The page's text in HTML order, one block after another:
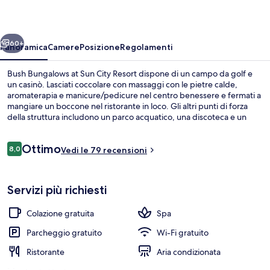
Resort
Avanti
60+
PanoramicaCamerePosizioneRegolamenti
Bush Bungalows at Sun City Resort dispone di un campo da golf e
un casinò. Lasciati coccolare con massaggi con le pietre calde,
aromaterapia e manicure/pedicure nel centro benessere e fermati a
mangiare un boccone nel ristorante in loco. Gli altri punti di forza
della struttura includono un parco acquatico, una discoteca e un
Recensioni
8,08,0 su 10
OttimoVedi le 79 recensioni
Servizi più richiesti
Colazione gratuita
Spa
Parcheggio gratuito
Wi-Fi gratuito
Ristorante
Aria condizionata